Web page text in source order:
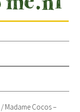
/Madame Cocos –